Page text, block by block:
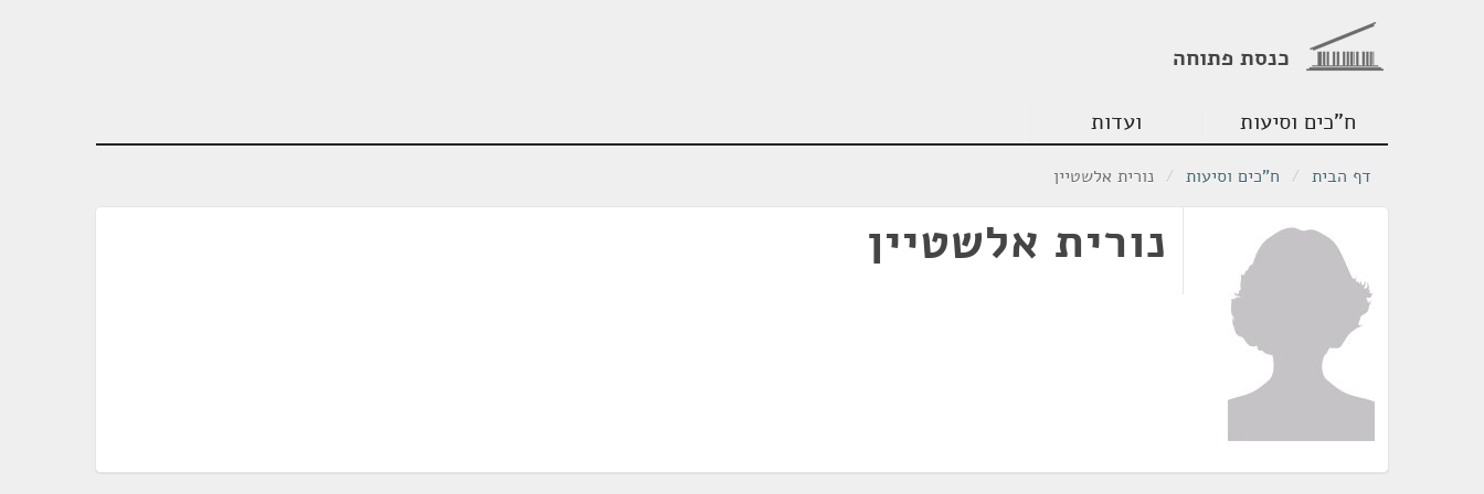
כנסת פתוחה
ח"כים וסיעות ועדות
דף הבית / ח"כים וסיעות / נורית אלשטיין
נורית אלשטיין